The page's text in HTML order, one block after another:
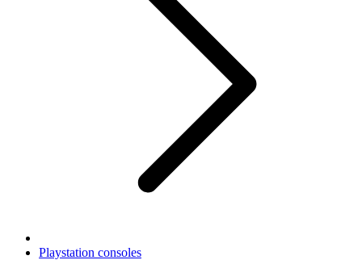
Playstation consoles